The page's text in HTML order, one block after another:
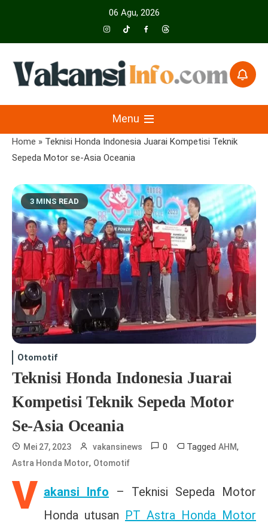
06 Agu, 2026
VakansiinfoMenu
Home » Teknisi Honda Indonesia Juarai Kompetisi Teknik
Sepeda Motor se-Asia Oceania
3 MINS READ
Otomotif
Teknisi Honda Indonesia Juarai
Kompetisi Teknik Sepeda Motor
Se-Asia Oceania
Mei 27, 2023 vakansinews 0 Tagged AHM,
Astra Honda Motor, Otomotif
V akansi Info – Teknisi Sepeda Motor
Honda utusan PT Astra Honda Motor